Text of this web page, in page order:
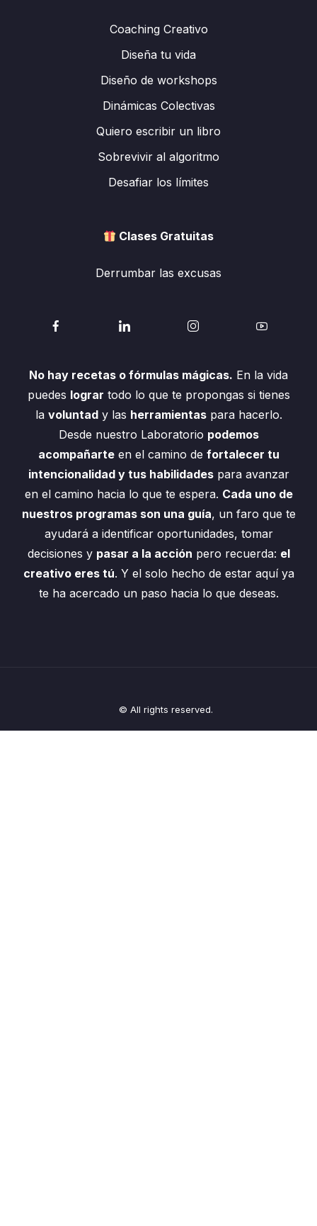
Coaching Creativo
Diseña tu vida
Diseño de workshops
Dinámicas Colectivas
Quiero escribir un libro
Sobrevivir al algoritmo
Desafiar los límites
Clases Gratuitas
Derrumbar las excusas
No hay recetas o fórmulas mágicas. En la vida
puedes lograr todo lo que te propongas si tienes
la voluntady las herramientaspara hacerlo.
Desde nuestro Laboratorio podemos
acompañarteen el camino de fortalecer tu
intencionalidad y tus habilidadespara avanzar
en el camino hacia lo que te espera. Cada uno de
nuestros programas son una guía, un faro que te
ayudará a identificar oportunidades, tomar
decisiones y pasar a la acción pero recuerda: el
creativo eres tú. Y el solo hecho de estar aquí ya
te ha acercado un paso hacia lo que deseas.
© All rights reserved.